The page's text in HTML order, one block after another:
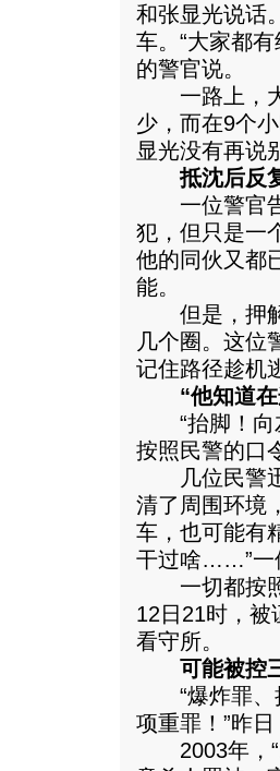
和张显光说话
车。“大家都
的警官说。
一路上，大
少，而在9个
显光没有再说
抵沈后反
一位警官告
犯，但只是一
他的同伙又都
能。
但是，押解
几个圈。这位
记住路径趁机
“他知道在
“抬脚！向
按照民警的口
几位民警迅
清了周围环境
车，也可能有
干过啥……”一
一切都按照
12日21时，被
看守所。
可能被控
“爆炸罪、
项重罪！”昨
2003年，